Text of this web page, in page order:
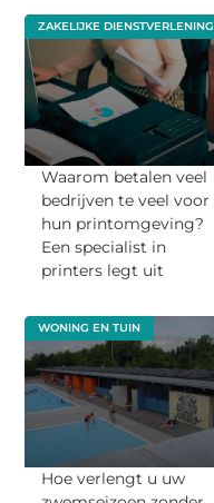
ZAKELIJKE DIENSTVERLENING
Waarom betalen veel
bedrijven te veel voor
hun printomgeving?
Een specialist in
printers legt uit
WONING EN TUIN
Hoe verlengt u uw